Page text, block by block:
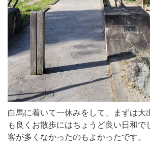
白馬に着いて一休みをして、まずは大
も良くお散歩にはちょうど良い日和で
客が多くなかったのもよかったです。